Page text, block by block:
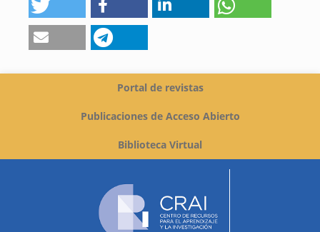
Portal de revistas
Publicaciones de Acceso Abierto
Biblioteca Virtual